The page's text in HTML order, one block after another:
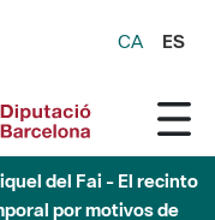
CA ES
del Fai - El recinto
por motivos de